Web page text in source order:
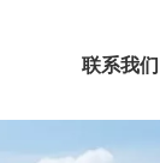
联系我们